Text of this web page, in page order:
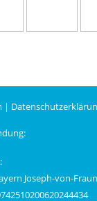
|
Joseph-von-